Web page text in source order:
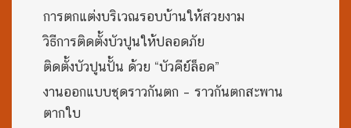
การตกแต่งบริเวณรอบบ้านให้สวยงาม
วิธีการติดตั้งบัวปูนให้ปลอดภัย
ติดตั้งบัวปูนปั้น ด้วย “บัวคีย์ล็อค”
งานออกแบบชุดราวกันตก – ราวกันตกสะพาน
ตากใบ